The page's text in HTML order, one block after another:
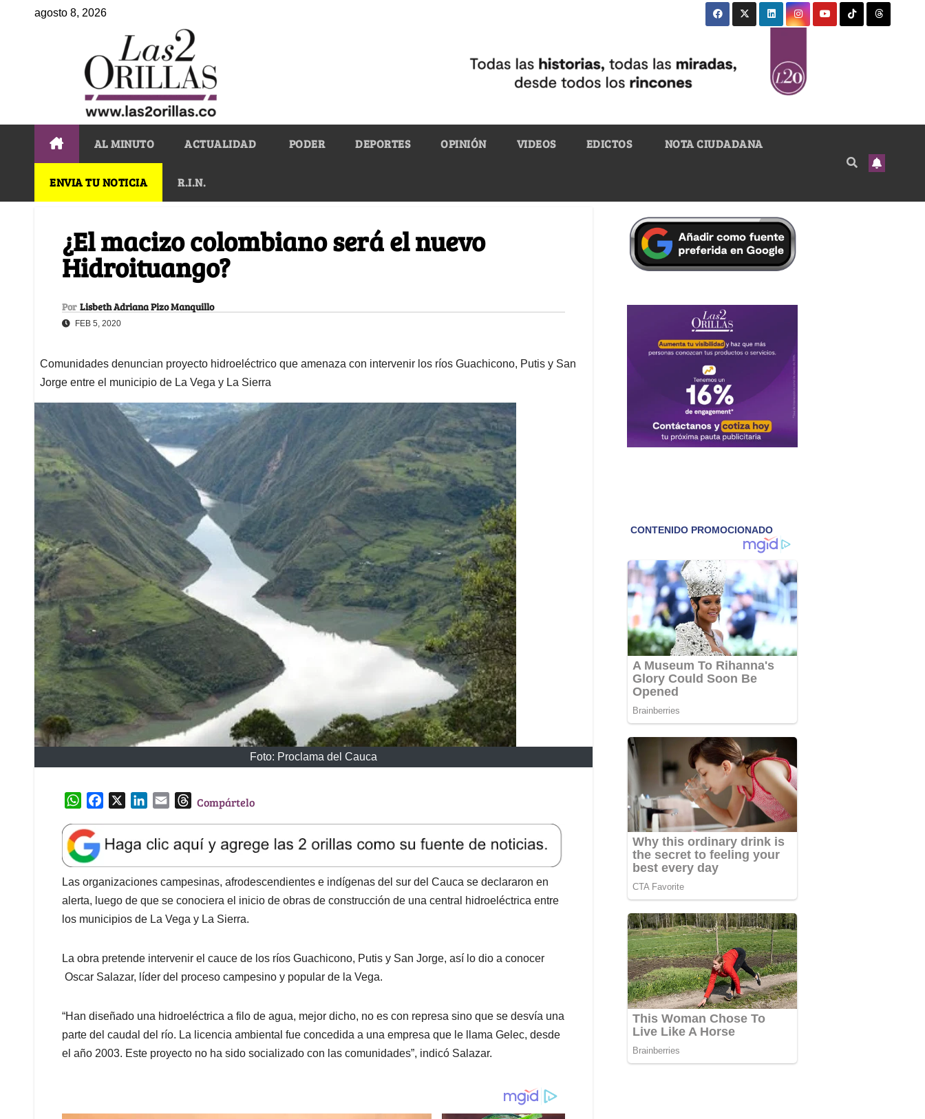
agosto 8, 2026
AL MINUTO ACTUALIDAD PODER DEPORTES OPINIÓN VIDEOS EDICTOS NOTA CIUDADANA
ENVIA TU NOTICIA R.I.N.
¿El macizo colombiano será el nuevo
Hidroituango?
Por Lisbeth Adriana Pizo Manquillo
FEB 5, 2020
Comunidades denuncian proyecto hidroeléctrico que amenaza con intervenir los ríos Guachicono, Putis y San
Jorge entre el municipio de La Vega y La Sierra
Foto: Proclama del Cauca
W
a
t
s
A
p
p
e
b
o
o
k
k
e
d
I
n
l
T
e
a
d
s
Compártelo
Las organizaciones campesinas, afrodescendientes e indígenas del sur del Cauca se declararon en
alerta, luego de que se conociera el inicio de obras de construcción de una central hidroeléctrica entre
los municipios de La Vega y La Sierra.
La obra pretende intervenir el cauce de los ríos Guachicono, Putis y San Jorge, así lo dio a conocer
Oscar Salazar, líder del proceso campesino y popular de la Vega.
“Han diseñado una hidroeléctrica a filo de agua, mejor dicho, no es con represa sino que se desvía una
parte del caudal del río. La licencia ambiental fue concedida a una empresa que le llama Gelec, desde
el año 2003. Este proyecto no ha sido socializado con las comunidades”, indicó Salazar.